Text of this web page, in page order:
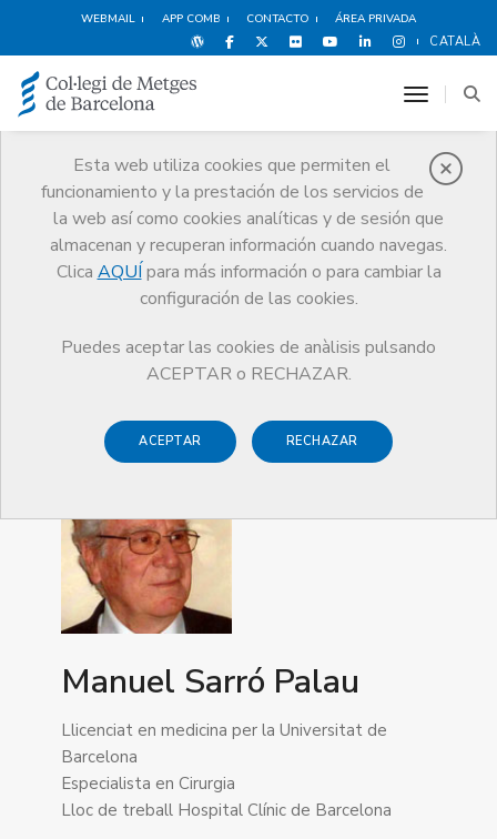
WEBMAIL APP COMB CONTACTO ÁREA PRIVADA
CATALÀ
Esta web utiliza cookies que permiten el
funcionamiento y la prestación de los servicios de
la web así como cookies analíticas y de sesión que
almacenan y recuperan información cuando navegas.
Clica AQUÍ para más información o para cambiar la
configuración de las cookies.
Puedes aceptar las cookies de anàlisis pulsando
ACEPTAR o RECHAZAR.
ACEPTAR RECHAZAR
toggle
Premios
El CoMB Guardonat Edició 2016
Guardonat Edició 2016
Manuel Sarró Palau
Llicenciat en medicina per la Universitat de
Barcelona
Especialista en Cirurgia
Lloc de treball Hospital Clínic de Barcelona